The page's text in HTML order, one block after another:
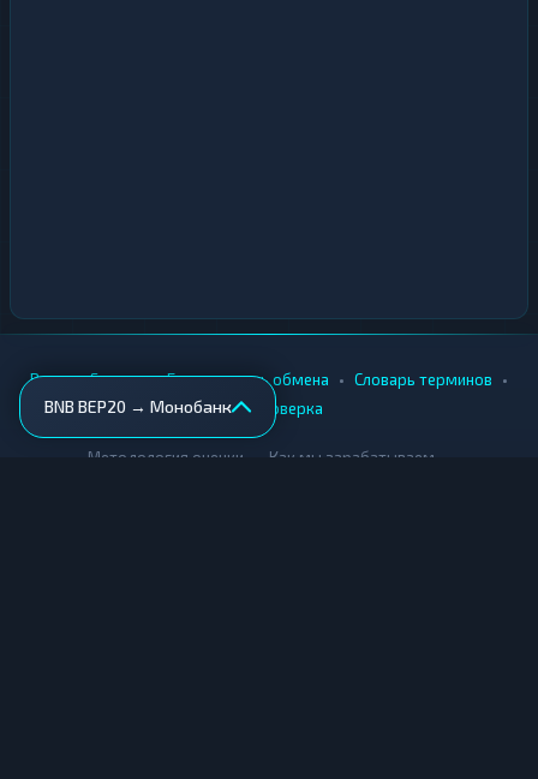
BNB BEP20 → Монобанк
Вики • Города • Безопасность обмена • Словарь терминов •
AML-проверка
Методология оценки Как мы зарабатываем